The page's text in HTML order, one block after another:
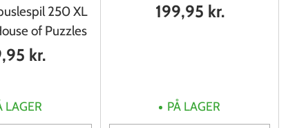
250 XL
of Puzzles
kr.
LAGER
199,95 kr.
PÅ LAGER